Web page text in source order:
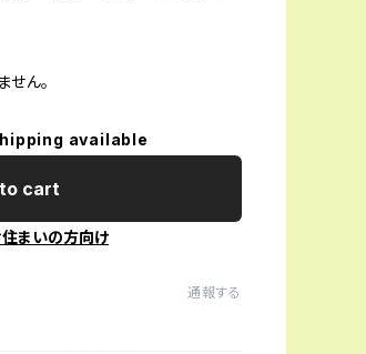
ん。
available
cart
まいの方向け
通報する